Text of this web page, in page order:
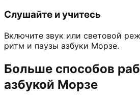
Слушайте и учитесь
Включите звук или световой
ритм и паузы азбуки Морзе.
Больше способов
азбукой Морзе